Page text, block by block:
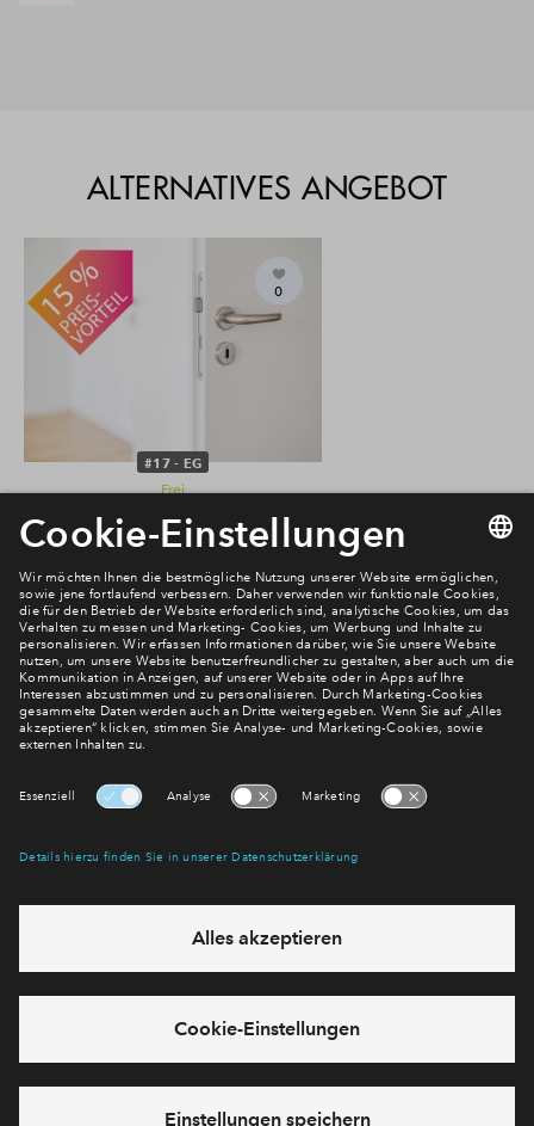
ALTERNATIVES ANGEBOT
0
#17 - EG
Frei
€ 360.500
Traubenhang
mehr! Wir halten Sie auf dem Laufenden – mit unserem
über den Stand dieses und weiterer Neubauprojekte.
Möchten Sie wissen, was wir mit Ihren Daten machen? Klicken Sie hier